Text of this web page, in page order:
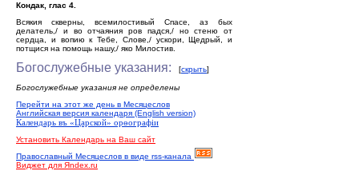
Кондак, глас 4.
Всякия скверны, всемилостивый Спасе, аз бых
делатель,/ и во отчаяния ров падся,/ но стеню от
сердца, и вопию к Тебе, Слове,/ ускори, Щедрый, и
потщися на помощь нашу,/ яко Милостив.
Богослужебные указания: [скрыть]
Богослужебные указания не определены
Перейти на этот же день в Месяцеслов
Английская версия календаря (English version)
Календарь въ «Царской» орѳографiи
Установить Календарь на Ваш сайт
Православный Месяцеслов в виде rss-канала
Виджет для Яndex.ru